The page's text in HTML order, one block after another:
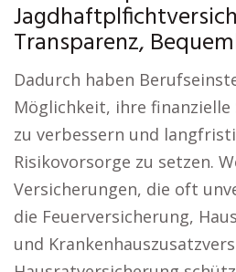
Transparenz,
Dadurch haben
Möglichkeit, ihre
zu verbessern und
Risikovorsorge zu setzen.
Versicherungen, die oft
die Feuerversicherung,
und